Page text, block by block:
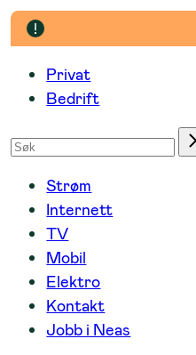
Hopp
til
innholdPrivat
Bedrift
Søk
etter
Strøm
Internett
TV
Mobil
Elektro
Kontakt
Jobb i Neas